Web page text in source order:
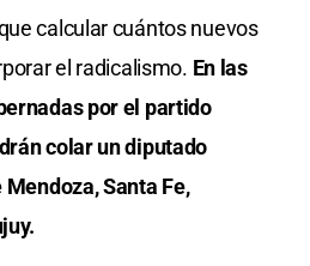
calcular cuántos nuevos
el radicalismo. En las
por el partido
colar un diputado
Santa Fe,